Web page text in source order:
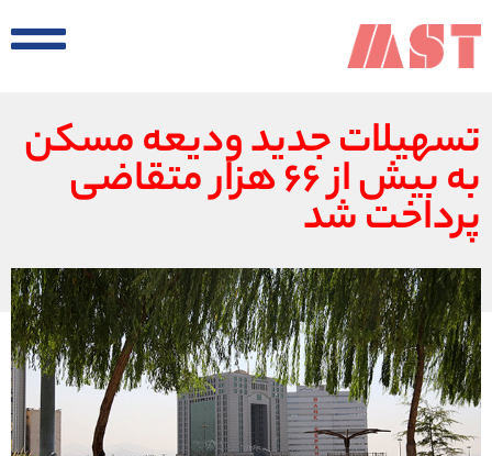
تسهیلات جدید ودیعه مسکن
به بیش از ۶۶ هزار متقاضی
پرداخت شد